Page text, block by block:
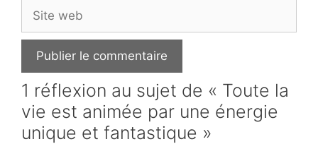
web
1 réflexion au sujet de « Toute la
vie est animée par une énergie
unique et fantastique »